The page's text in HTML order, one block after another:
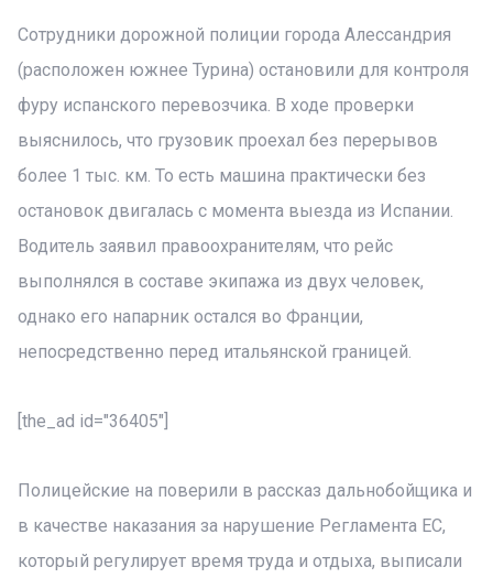
Сотрудники дорожной полиции города Алессандрия
(расположен южнее Турина) остановили для контроля
фуру испанского перевозчика. В ходе проверки
выяснилось, что грузовик проехал без перерывов
более 1 тыс. км. То есть машина практически без
остановок двигалась с момента выезда из Испании.
Водитель заявил правоохранителям, что рейс
выполнялся в составе экипажа из двух человек,
однако его напарник остался во Франции,
непосредственно перед итальянской границей.
[the_ad id="36405"]
Полицейские на поверили в рассказ дальнобойщика и
в качестве наказания за нарушение Регламента ЕС,
который регулирует время труда и отдыха, выписали